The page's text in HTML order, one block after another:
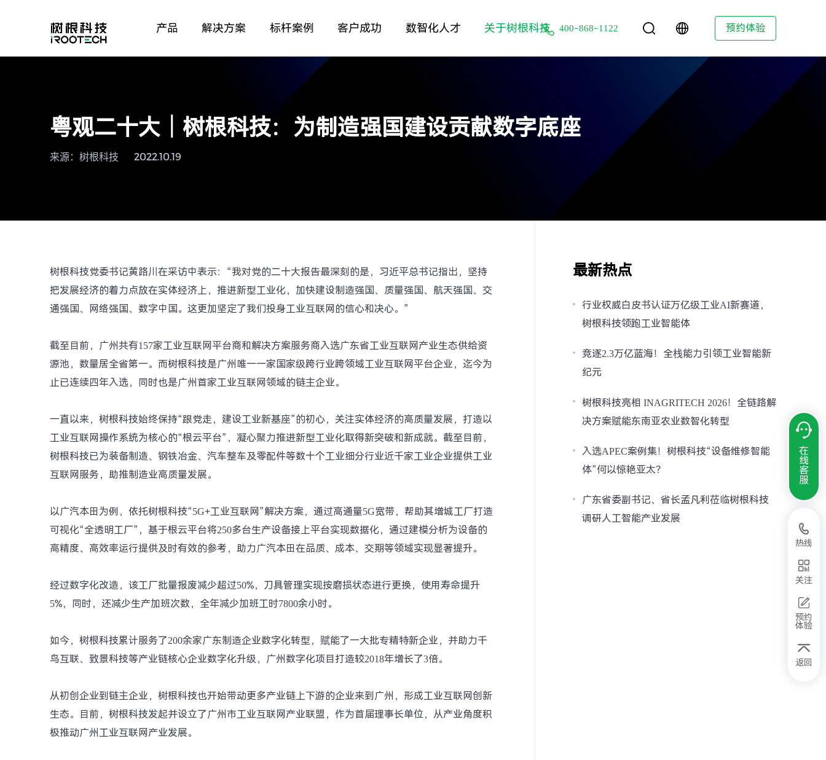
产品 解决方案 标杆案例 客户成功 数智化人才 关于树根科技 400-868-1122 预约体验
粤观二十大｜树根科技：为制造强国建设贡献数字底座
来源：树根科技 2022.10.19
树根科技党委书记黄路川在采访中表示：“我对党的二十大报告最深刻的是，习近平总书记指出，坚持
把发展经济的着力点放在实体经济上，推进新型工业化，加快建设制造强国、质量强国、航天强国、交
通强国、网络强国、数字中国。这更加坚定了我们投身工业互联网的信心和决心。”
截至目前，广州共有157家工业互联网平台商和解决方案服务商入选广东省工业互联网产业生态供给资
源池，数量居全省第一。而树根科技是广州唯一一家国家级跨行业跨领域工业互联网平台企业，迄今为
止已连续四年入选，同时也是广州首家工业互联网领域的链主企业。
一直以来，树根科技始终保持“跟党走，建设工业新基座”的初心，关注实体经济的高质量发展，打造以
工业互联网操作系统为核心的“根云平台”，凝心聚力推进新型工业化取得新突破和新成就。截至目前，
树根科技已为装备制造、钢铁冶金、汽车整车及零配件等数十个工业细分行业近千家工业企业提供工业
互联网服务，助推制造业高质量发展。
以广汽本田为例，依托树根科技“5G+工业互联网”解决方案，通过高通量5G宽带，帮助其增城工厂打造
可视化“全透明工厂”，基于根云平台将250多台生产设备接上平台实现数据化，通过建模分析为设备的
高精度、高效率运行提供及时有效的参考，助力广汽本田在品质、成本、交期等领域实现显著提升。
经过数字化改造，该工厂批量报废减少超过50%，刀具管理实现按磨损状态进行更换，使用寿命提升
5%，同时，还减少生产加班次数，全年减少加班工时7800余小时。
如今，树根科技累计服务了200余家广东制造企业数字化转型，赋能了一大批专精特新企业，并助力千
鸟互联、致景科技等产业链核心企业数字化升级，广州数字化项目打造较2018年增长了3倍。
从初创企业到链主企业，树根科技也开始带动更多产业链上下游的企业来到广州，形成工业互联网创新
生态。目前，树根科技发起并设立了广州市工业互联网产业联盟，作为首届理事长单位，从产业角度积
极推动广州工业互联网产业发展。
最新热点
行业权威白皮书认证万亿级工业AI新赛道，
树根科技领跑工业智能体
竞逐2.3万亿蓝海！全栈能力引领工业智能新
纪元
树根科技亮相 INAGRITECH 2026！全链路解
决方案赋能东南亚农业数智化转型
入选APEC案例集！树根科技“设备维修智能
体”何以惊艳亚太？
广东省委副书记、省长孟凡利莅临树根科技
调研人工智能产业发展
在
线
客
服
热线
关注
预约
体验
返回